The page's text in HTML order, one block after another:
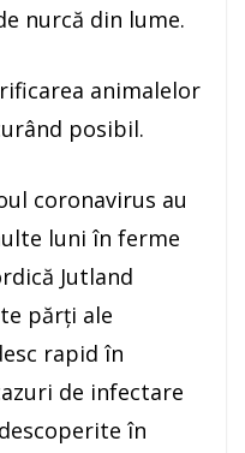
nurcă din lume.
animalelor
posibil.
coronavirus au
luni în ferme
Jutland
părţi ale
rapid în
de infectare
în